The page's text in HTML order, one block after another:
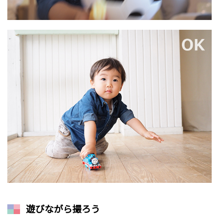
遊びながら撮ろう